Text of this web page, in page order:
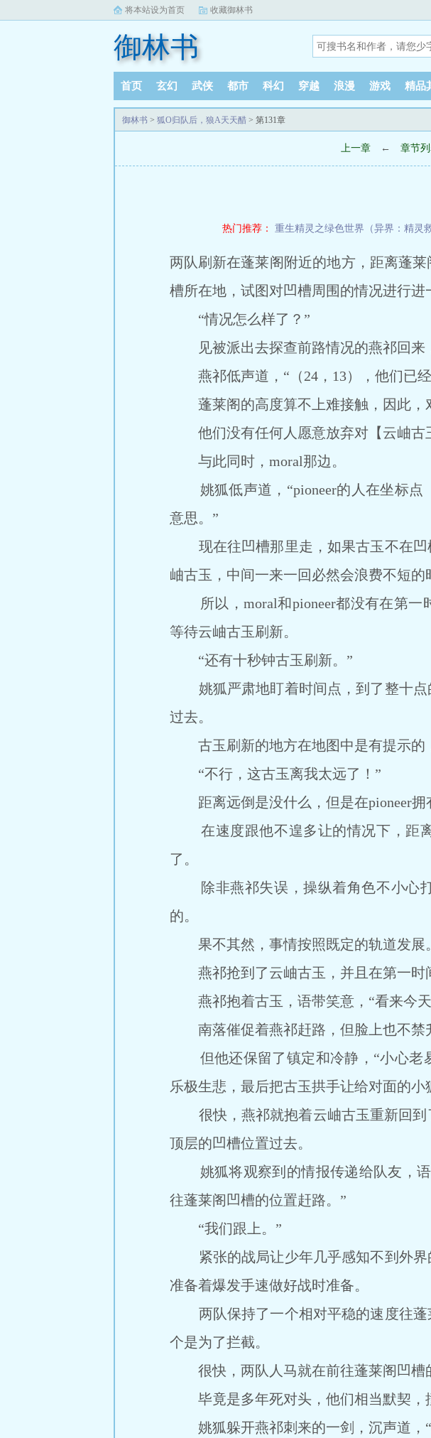
将本站设为首页 收藏御林书
御林书
首页 玄幻 武侠 都市 科幻 穿越 浪漫 游戏 精品
御林书 > 狐O归队后，狼A天天醋 > 第131章
上一章 ← 章节
热门推荐： 重生精灵之绿色世界（异界：精灵
两队刷新在蓬莱阁附近的地方，距离蓬
槽所在地，试图对凹槽周围的情况进行进
“情况怎么样了？”
见被派出去探查前路情况的燕祁回来
燕祁低声道，“（24，13），他们已经
蓬莱阁的高度算不上难接触，因此，
他们没有任何人愿意放弃对【云岫古
与此同时，moral那边。
姚狐低声道，“pioneer的人在坐标点
意思。”
现在往凹槽那里走，如果古玉不在凹
岫古玉，中间一来一回必然会浪费不短的
所以，moral和pioneer都没有在第一
等待云岫古玉刷新。
“还有十秒钟古玉刷新。”
姚狐严肃地盯着时间点，到了整十点
过去。
古玉刷新的地方在地图中是有提示的
“不行，这古玉离我太远了！”
距离远倒是没什么，但是在pioneer拥
在速度跟他不遑多让的情况下，距离
了。
除非燕祁失误，操纵着角色不小心打
的。
果不其然，事情按照既定的轨道发展。
燕祁抢到了云岫古玉，并且在第一时
燕祁抱着古玉，语带笑意，“看来今天
南落催促着燕祁赶路，但脸上也不禁
但他还保留了镇定和冷静，“小心老
乐极生悲，最后把古玉拱手让给对面的小
很快，燕祁就抱着云岫古玉重新回到
顶层的凹槽位置过去。
姚狐将观察到的情报传递给队友，语
往蓬莱阁凹槽的位置赶路。”
“我们跟上。”
紧张的战局让少年几乎感知不到外界
准备着爆发手速做好战时准备。
两队保持了一个相对平稳的速度往蓬
个是为了拦截。
很快，两队人马就在前往蓬莱阁凹槽
毕竟是多年死对头，他们相当默契，
姚狐躲开燕祁刺来的一剑，沉声道，“